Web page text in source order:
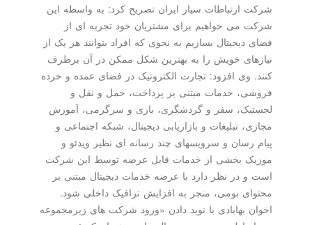
شرکت ارتباطات سیار ایران تصریح کرد: به واسطه این
شرکت می خواهیم برای مشتریان خود تجربه ای از
فضای دیجیتال بسازیم به نحوی که افراد بتوانند هر یک از
نیازهای خویش را به بهترین شکل ممکن در آن برطرف
کنند. وی افزود: تجارت الکترونیک در فضای عمده و خرده
فروشی، خدمات مبتنی بر پرداخت، حمل و نقل و
لجستیک، سفر و گردشگری، بازی و سرگرمی، آموزش
مجازی، تبلیغات و بازاریابی دیجیتال، شبکه اجتماعی و
پیام رسان و سرویسهای چند رسانه ای نظیر ویدئو و
موزیک بخشی از خدمات قابل عرضه توسط این شرکت
است و در نظر دارد با عرضه خدمات دیجیتال مبتنی بر
محتوای بومی، منجر به افزایش ترافیک داخلی شود.
اخوان بهابادی با نوید دادن «ورود شرکت های زیرمجموعه